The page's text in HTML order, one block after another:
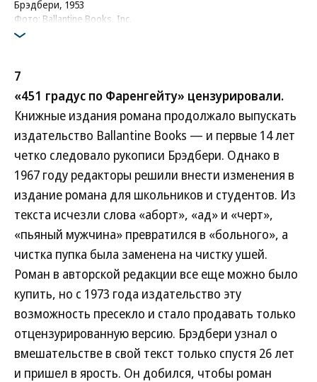
Брэдбери, 1953
Фото: Ballantine Books, Inc.
7
«451 градус по Фаренгейту» цензурировали.
Книжные издания романа продолжало выпускать
издательство Ballantine Books — и первые 14 лет
четко следовало рукописи Брэдбери. Однако в
1967 году редакторы решили внести изменения в
издание романа для школьников и студентов. Из
текста исчезли слова «аборт», «ад» и «черт»,
«пьяный мужчина» превратился в «больного», а
чистка пупка была заменена на чистку ушей.
Роман в авторской редакции все еще можно было
купить, но с 1973 года издательство эту
возможность пресекло и стало продавать только
отцензурированную версию. Брэдбери узнал о
вмешательстве в свой текст только спустя 26 лет
и пришел в ярость. Он добился, чтобы роман